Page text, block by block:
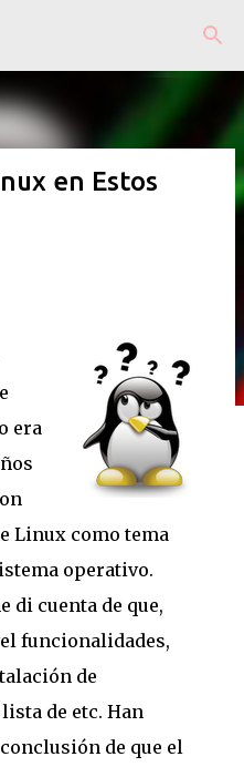
principal
en Estos
era
Linux como tema
operativo.
di cuenta de que,
funcionalidades,
de
de etc. Han
de que el